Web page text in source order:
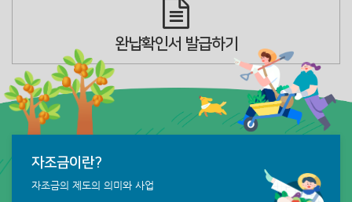
완납확인서 발급하기
자조금이란?
자조금의 제도의 의미와 사업